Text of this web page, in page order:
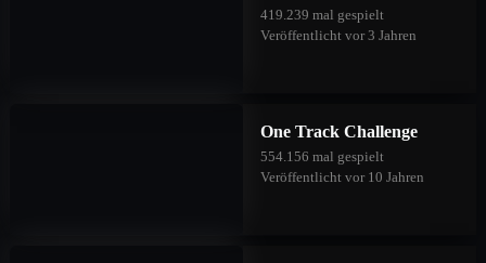
419.239 mal gespielt
Veröffentlicht vor 3 Jahren
One Track Challenge
554.156 mal gespielt
Veröffentlicht vor 10 Jahren